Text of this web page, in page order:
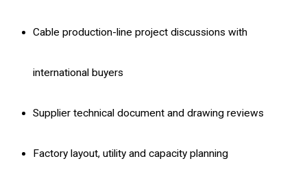
Cable production-line project discussions with
international buyers
Supplier technical document and drawing reviews
Factory layout, utility and capacity planning